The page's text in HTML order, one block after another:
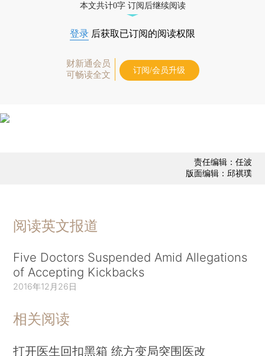
本文共计0字 订阅后继续阅读
登录 后获取已订阅的阅读权限
财新通会员
可畅读全文
订阅/会员升级
责任编辑：任波
版面编辑：邱祺璞
阅读英文报道
Five Doctors Suspended Amid Allegations
of Accepting Kickbacks
2016年12月26日
相关阅读
打开医生回扣黑箱 统方变局突围医改